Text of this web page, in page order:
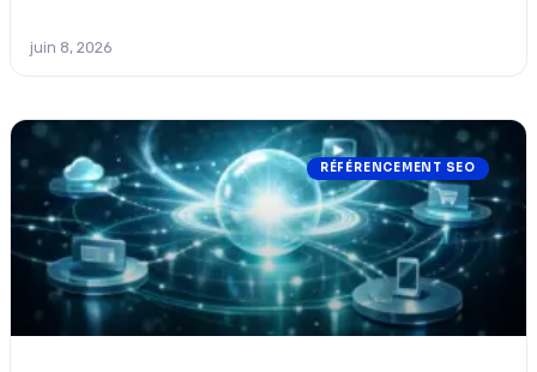
juin 8, 2026
RÉFÉRENCEMENT SEO